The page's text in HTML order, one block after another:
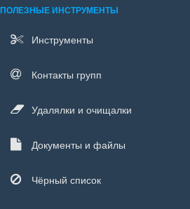
ПОЛЕЗНЫЕ ИНСТРУМЕНТЫ
Инструменты
Контакты групп
Удалялки и очищалки
Документы и файлы
Чёрный список